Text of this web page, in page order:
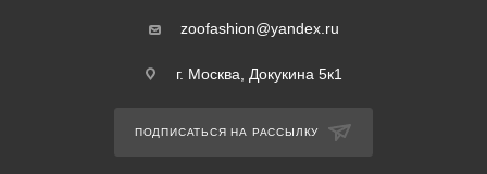
zoofashion@yandex.ru
г. Москва, Докукина 5к1
ПОДПИСАТЬСЯ НА РАССЫЛКУ